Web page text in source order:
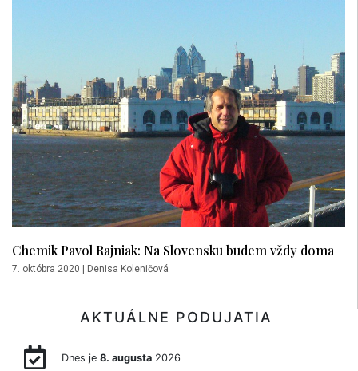
Chemik Pavol Rajniak: Na Slovensku budem vždy doma
7. októbra 2020 | Denisa Koleničová
AKTUÁLNE PODUJATIA
Dnes je 8. augusta2026